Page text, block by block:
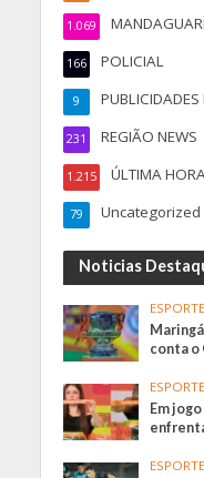
1.069
POLICIAL
166
PUBLICIDADES
9
REGIÃO NEWS
231
ÚLTIMA
1.215
Uncategorized
79
Noticias
conta o
Em